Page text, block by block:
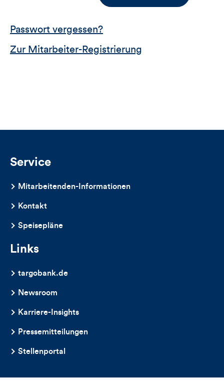
Passwort vergessen?
Zur Mitarbeiter-Registrierung
Service
Mitarbeitenden-Informationen
Kontakt
Speisepläne
Links
targobank.de
Newsroom
Karriere-Insights
Pressemitteilungen
Stellenportal